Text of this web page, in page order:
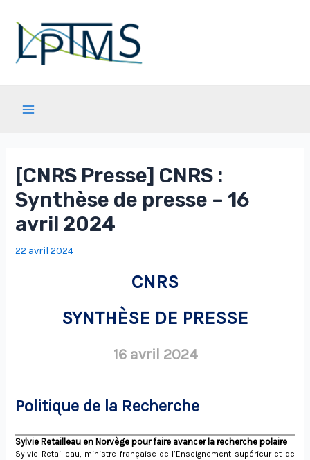
contenu
[CNRS Presse] CNRS :
Synthèse de presse – 16
avril 2024
22 avril 2024
CNRS
SYNTHÈSE DE PRESSE
16 avril 2024
Politique de la Recherche
Sylvie Retailleau en Norvège pour faire avancer la recherche polaire
Sylvie Retailleau, ministre française de l’Enseignement supérieur et de